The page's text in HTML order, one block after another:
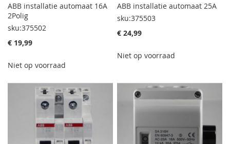
ABB installatie automaat 16A
2Polig
sku:375502
€ 19,99
Niet op voorraad
ABB installatie automaat 25A
sku:375503
€ 24,99
Niet op voorraad